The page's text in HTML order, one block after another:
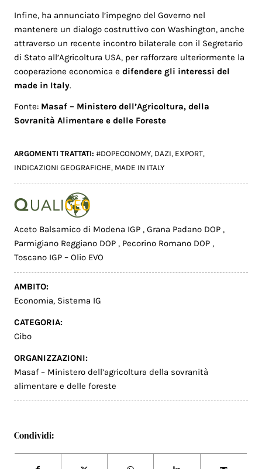
Infine, ha annunciato l’impegno del Governo nel
mantenere un dialogo costruttivo con Washington, anche
attraverso un recente incontro bilaterale con il Segretario
di Stato all’Agricoltura USA, per rafforzare ulteriormente la
cooperazione economica edifendere gli interessi del
made in Italy.
Fonte: Masaf – Ministero dell’Agricoltura, della
Sovranità Alimentare e delle Foreste
ARGOMENTI TRATTATI:#DOPECONOMY, DAZI, EXPORT,
INDICAZIONI GEOGRAFICHE, MADE IN ITALY
Aceto Balsamico di Modena IGP,Grana Padano DOP,
Parmigiano Reggiano DOP, Pecorino Romano DOP,
Toscano IGP – Olio EVO
AMBITO:
Economia, Sistema IG
CATEGORIA:
Cibo
ORGANIZZAZIONI:
Masaf – Ministero dell’agricoltura della sovranità
alimentare e delle foreste
Condividi: